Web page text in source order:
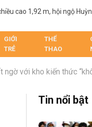
GIỚI
TRẺ
THỂ
THAO
với kho kiến thức
Tin nổi bật